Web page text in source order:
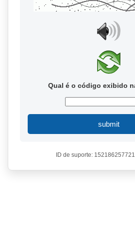
Qual é o código exibido
submit
ID de suporte: